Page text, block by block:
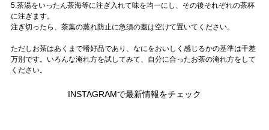
5.茶湯をいったん茶海等に注ぎ入れて味を均一にし、その後それぞれの茶杯
に注ぎます。
注ぎ切ったら、茶葉の蒸れ防止に急須の蓋は空けて置いてください。
ただしお茶はあくまで嗜好品であり、なにをおいしく感じるかの基準は千差
万別です。いろんな淹れ方を試してみて、自分に合ったお茶の淹れ方をして
ください。
INSTAGRAMで最新情報をチェック